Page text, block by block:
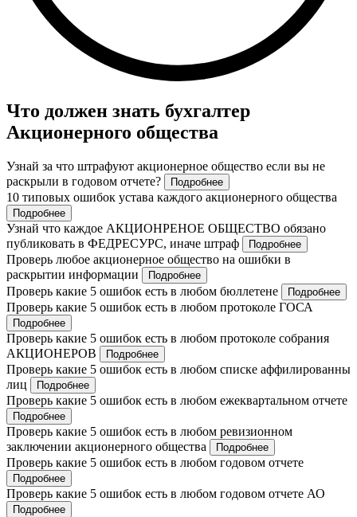
Что должен знать бухгалтер
Акционерного общества
Узнай за что штрафуют акционерное общество если вы не
раскрыли в годовом отчете?
Подробнее
10 типовых ошибок устава каждого акционерного общества
Подробнее
Узнай что каждое АКЦИОНРЕНОЕ ОБЩЕСТВО обязано
публиковать в ФЕДРЕСУРС, иначе штраф
Подробнее
Проверь любое акционерное общество на ошибки в
раскрытии информации
Подробнее
Проверь какие 5 ошибок есть в любом бюллетене Подробнее
Проверь какие 5 ошибок есть в любом протоколе ГОСА
Подробнее
Проверь какие 5 ошибок есть в любом протоколе собрания
АКЦИОНЕРОВ
Подробнее
Проверь какие 5 ошибок есть в любом списке аффилированны
лиц
Подробнее
Проверь какие 5 ошибок есть в любом ежеквартальном отчете
Подробнее
Проверь какие 5 ошибок есть в любом ревизионном
заключении акционерного общества
Подробнее
Проверь какие 5 ошибок есть в любом годовом отчете
Подробнее
Проверь какие 5 ошибок есть в любом годовом отчете АО
Подробнее